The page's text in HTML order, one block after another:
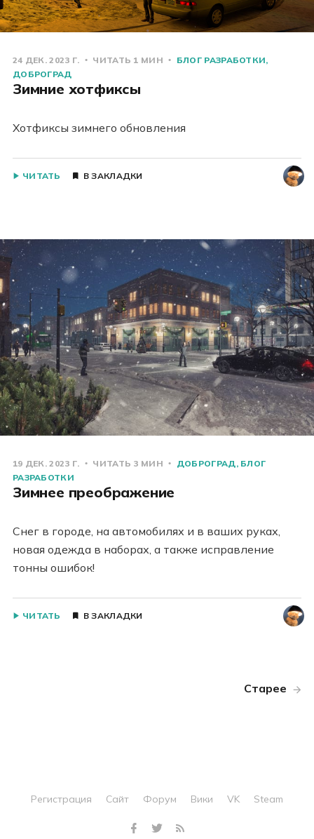
24 ДЕК. 2023 Г. ЧИТАТЬ 1 МИН
БЛОГ РАЗРАБОТКИ
ДОБРОГРАД
Зимние хотфиксы
Хотфиксы зимнего обновления
ЧИТАТЬ В ЗАКЛАДКИ
19 ДЕК. 2023 Г. ЧИТАТЬ 3 МИН ДОБРОГРАД БЛОГ
РАЗРАБОТКИ
Зимнее преображение
Снег в городе, на автомобилях и в ваших руках,
новая одежда в наборах, а также исправление
тонны ошибок!
ЧИТАТЬ В ЗАКЛАДКИ
Старее
Регистрация Сайт Форум Вики VK Steam